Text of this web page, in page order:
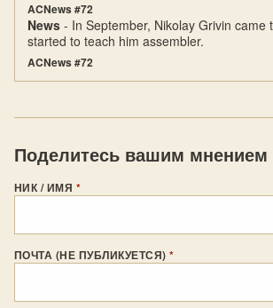
ACNews #72
News - In September, Nikolay Grivin came
started to teach him assembler.
ACNews #72
Поделитесь вашим мнением
НИК / ИМЯ *
ПОЧТА (НЕ ПУБЛИКУЕТСЯ)*